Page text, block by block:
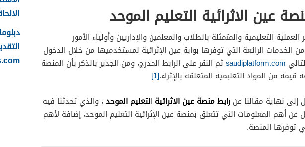
عين الاثرائية التعليم الموحد
التعليمية والمتمثلة بالطلاب والمعلمين والإداريين وأولياء الأمور
الخدمات الرائعة التي توفرها بوابة عين الإثرائية لمستخدميها من خلال الدخول
ثم النقر على الرابط المدرج، ومن الجدير بالذكر بأن المنصة
من المواد التعليمية المتعلقة بالإثراء.[1]
إلى نهاية مقالنا عن رابط منصة عين الاثرائية التعليم الموحد، والذي تحدثنا فيه
أهم المعلومات التي تتعلق بمنصة عين الإثرائية التعليم الموحد، إضافة لأهم
توفرها المنصة.